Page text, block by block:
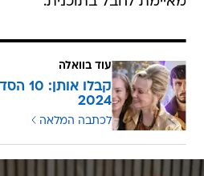
עוד בוואלה
קבלו
2024
לכתבה המלאה